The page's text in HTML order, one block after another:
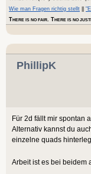
Wie man Fragen richtig stellt
THERE IS NO FAIR . THERE IS NO
PhillipK
Für 2d fällt mir spontan
Alternativ kannst du
einzelne quads
Arbeit ist es bei beidem